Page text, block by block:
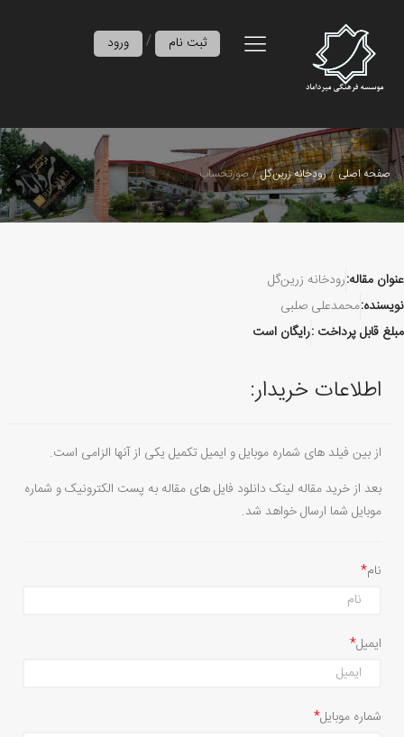
ورود / ثبت نام
صفحه اصلی رودخانه زرین‌گل صورتحساب
عنوان مقاله:رودخانه زرین‌گل
نویسنده:محمدعلی صلبی
مبلغ قابل پرداخت :رایگان است
اطلاعات خریدار:
از بین فیلد های شماره موبایل و ایمیل تکمیل یکی از آنها الزامی است.
بعد از خرید مقاله لینک دانلود فایل های مقاله به پست الکترونیک و شماره
موبایل شما ارسال خواهد شد.
نام
ایمیل
شماره موبایل